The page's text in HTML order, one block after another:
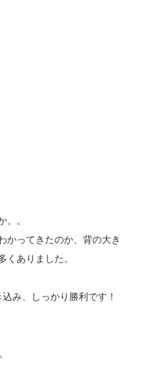
。
かってきたのか、背の大き
ありました。
み、しっかり勝利です！